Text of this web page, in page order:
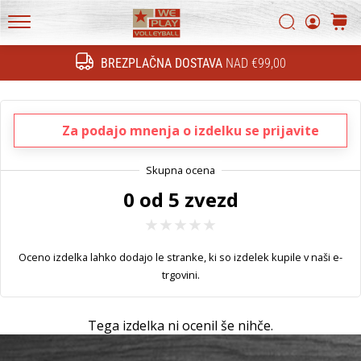
BREZPLAČNA DOSTAVA NAD €99,00
WePlayVolleyball.si
Iskanje
novosti
in
ali
se
splača
prestopiti
na…
Postani
naše
odbojkarske
znamke
Za podajo mnenja o izdelku se prijavite
0 od 5 zvezd
Oceno izdelka lahko dodajo le stranke, ki so izdelek kupile v naši e-
trgovini.
Tega izdelka ni ocenil še nihče.